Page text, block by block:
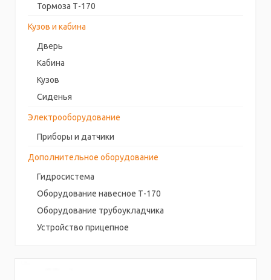
Тормоза Т-170
Кузов и кабина
Дверь
Кабина
Кузов
Сиденья
Электрооборудование
Приборы и датчики
Дополнительное оборудование
Гидросистема
Оборудование навесное Т-170
Оборудование трубоукладчика
Устройство прицепное